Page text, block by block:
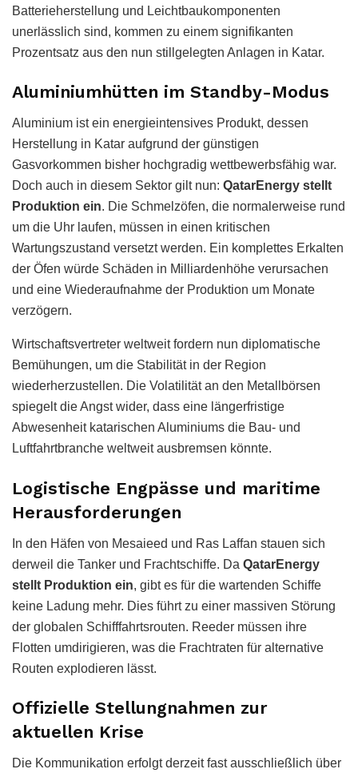
Batterieherstellung und Leichtbaukomponenten
unerlässlich sind, kommen zu einem signifikanten
Prozentsatz aus den nun stillgelegten Anlagen in Katar.
Aluminiumhütten im Standby-Modus
Aluminium ist ein energieintensives Produkt, dessen
Herstellung in Katar aufgrund der günstigen
Gasvorkommen bisher hochgradig wettbewerbsfähig war.
Doch auch in diesem Sektor gilt nun: QatarEnergy stellt
Produktion ein. Die Schmelzöfen, die normalerweise rund
um die Uhr laufen, müssen in einen kritischen
Wartungszustand versetzt werden. Ein komplettes Erkalten
der Öfen würde Schäden in Milliardenhöhe verursachen
und eine Wiederaufnahme der Produktion um Monate
verzögern.
Wirtschaftsvertreter weltweit fordern nun diplomatische
Bemühungen, um die Stabilität in der Region
wiederherzustellen. Die Volatilität an den Metallbörsen
spiegelt die Angst wider, dass eine längerfristige
Abwesenheit katarischen Aluminiums die Bau- und
Luftfahrtbranche weltweit ausbremsen könnte.
Logistische Engpässe und maritime
Herausforderungen
In den Häfen von Mesaieed und Ras Laffan stauen sich
derweil die Tanker und Frachtschiffe. Da QatarEnergy
stellt Produktion ein, gibt es für die wartenden Schiffe
keine Ladung mehr. Dies führt zu einer massiven Störung
der globalen Schifffahrtsrouten. Reeder müssen ihre
Flotten umdirigieren, was die Frachtraten für alternative
Routen explodieren lässt.
Offizielle Stellungnahmen zur
aktuellen Krise
Die Kommunikation erfolgt derzeit fast ausschließlich über